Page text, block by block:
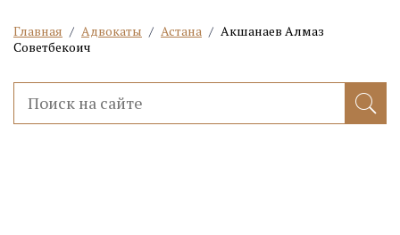
Главная / Адвокаты / Астана / Акшанаев Алмаз
Советбекоич